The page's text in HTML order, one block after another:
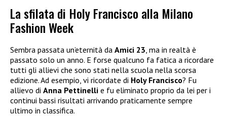
La sfilata di Holy Francisco alla Milano
Fashion Week
Sembra passata un’eternità da Amici 23 , ma in realtà è
passato solo un anno. E forse qualcuno fa fatica a ricordare
tutti gli allievi che sono stati nella scuola nella scorsa
edizione. Ad esempio, vi ricordate di Holy Francisco? Fu
allievo di Anna Pettinelli e fu eliminato proprio da lei per i
continui bassi risultati arrivando praticamente sempre
ultimo in classifica.